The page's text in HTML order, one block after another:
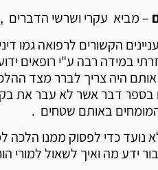
– מביא עקרי ושרשי הדברים
הקשורים לרפואה גמו דיני
במידה רבה ע"י רופאים
היה צריך לברר מצד
דבר אשר לא עבר את
באותם שטחים .
נועד כדי לפסוק ממנו הלכה
ידע מה ואיך לשאול למורי